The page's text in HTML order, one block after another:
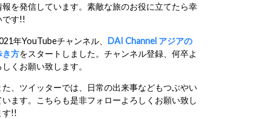
報を発信しています。素敵な旅のお役に立てたら幸
です!!
年YouTubeチャンネル、 DAI Channel アジアの
き方をスタートしました。チャンネル登録、何卒よ
しくお願い致します。
た、ツイッターでは、日常の出来事などもつぶやい
います。こちらも是非フォローよろしくお願い致し
す!!